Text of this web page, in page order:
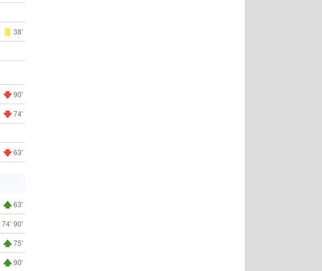
38'
90'
74'
63'
63'
74' 90'
75'
90'